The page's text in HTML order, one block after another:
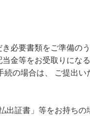
き必要書類をご準備の
金等をお受取りにな
続の場合は、 ご提出
出証書」等をお持ち